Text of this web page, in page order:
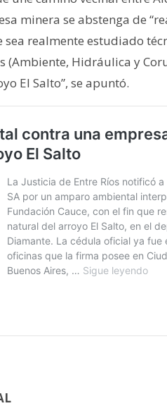
minera se abstenga de
sea realmente estudiado
(Ambiente, Hidráulica y
El Salto”, se apuntó.